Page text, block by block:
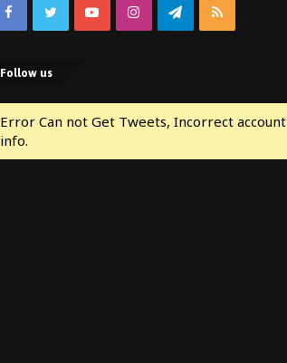
FacebookTwitterYouTubeInstagramTelegram
RSS
Follow us
Error Can not Get Tweets, Incorrect account
info.